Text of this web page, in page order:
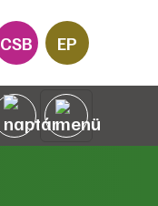
CSB EP